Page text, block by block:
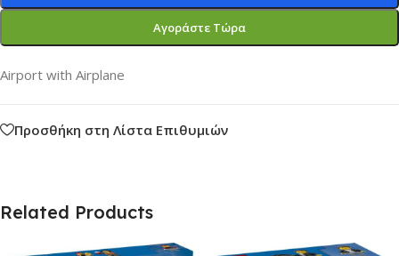
Αγοράστε Τώρα
Airport with Airplane
Προσθήκη στη Λίστα Επιθυμιών
Related Products